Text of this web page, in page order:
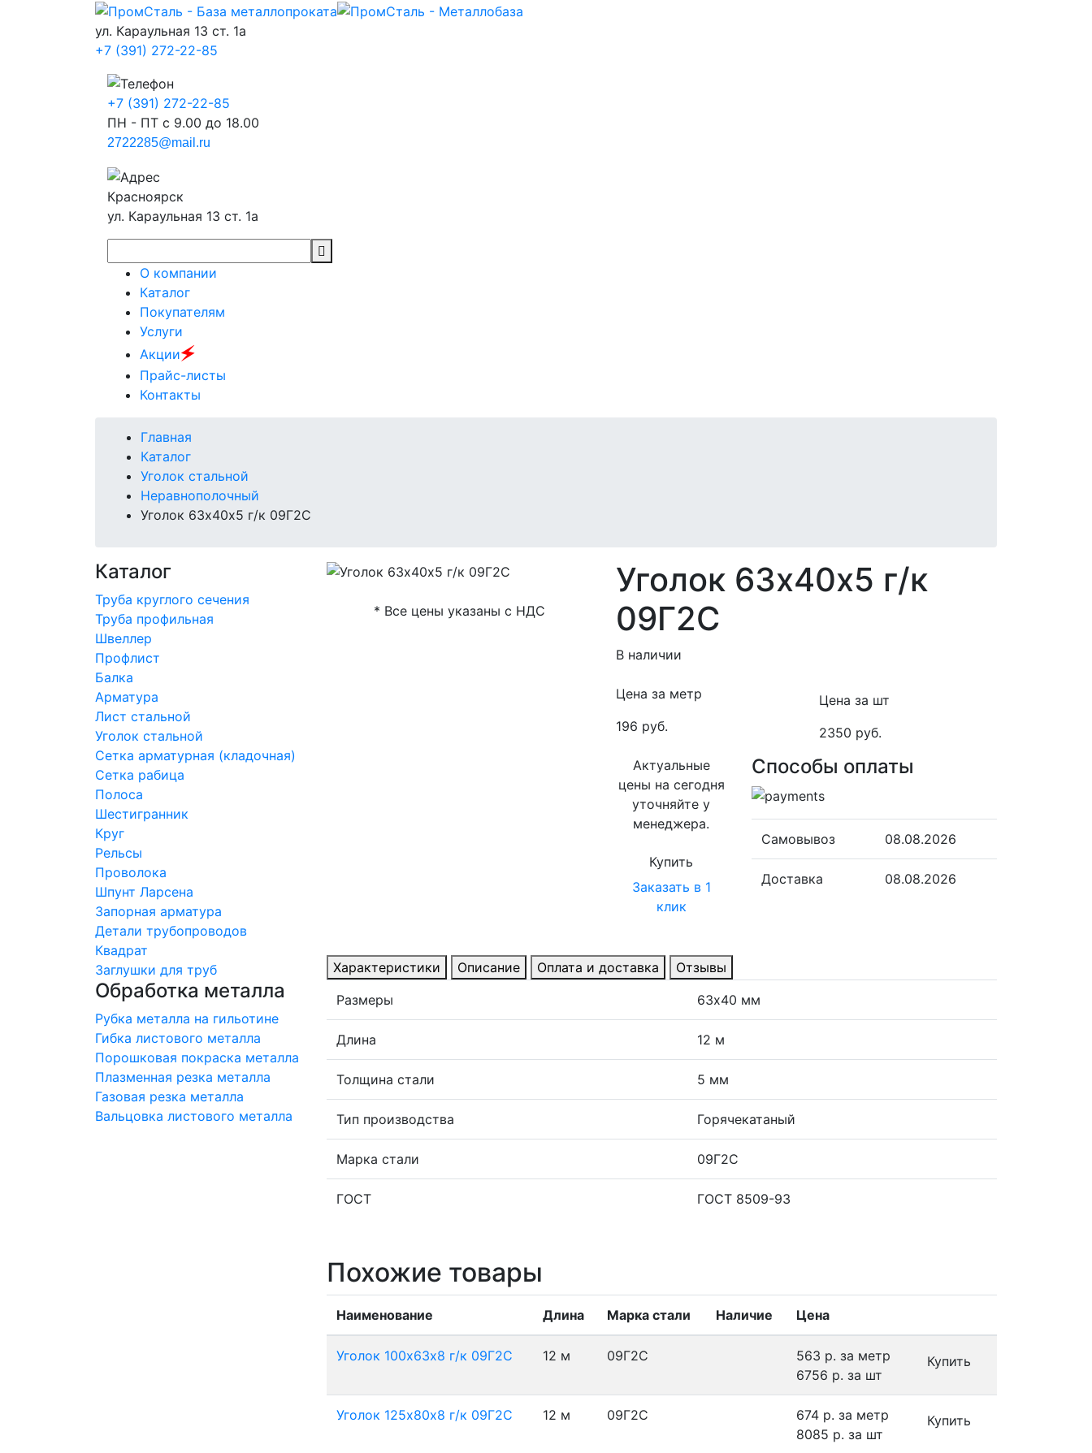
ул. Караульная 13 ст. 1а
+7 (391) 272-22-85
+7 (391) 272-22-85
ПН - ПТ с 9.00 до 18.00
2722285@mail.ru
Красноярск
ул. Караульная 13 ст. 1а
О компании
Каталог
Покупателям
Услуги
Акции🗲
Прайс-листы
Контакты
Главная
Каталог
Уголок стальной
Неравнополочный
Уголок 63х40х5 г/к 09Г2С
* Все цены указаны с НДС
Уголок 63х40х5 г/к
09Г2С
В наличии
Цена за метр
196 руб.
Цена за шт
2350 руб.
Актуальные
цены на сегодня
уточняйте у
менеджера.
Купить
Заказать в 1
клик
Способы оплаты
Самовывоз 08.08.2026
Доставка 08.08.2026
Характеристики Описание Оплата и доставка
Отзывы
Размеры
63х40 мм
Длина 12 м
Толщина стали 5 мм
Тип производства Горячекатаный
Марка стали 09Г2С
ГОСТ ГОСТ 8509-93
Похожие товары
Наименование Длина Марка стали Наличие Цена
Уголок 100х63х8 г/к 09Г2С 12 м 09Г2С 563 р. за метр
6756 р. за шт
Купить
Уголок 125х80х8 г/к 09Г2С 12 м 09Г2С 674 р. за метр
8085 р. за шт
Купить
Каталог
Труба круглого сечения
Труба профильная
Швеллер
Профлист
Балка
Арматура
Лист стальной
Уголок стальной
Сетка арматурная (кладочная)
Сетка рабица
Полоса
Шестигранник
Круг
Рельсы
Проволока
Шпунт Ларсена
Запорная арматура
Детали трубопроводов
Квадрат
Заглушки для труб
Обработка металла
Рубка металла на гильотине
Гибка листового металла
Порошковая покраска металла
Плазменная резка металла
Газовая резка металла
Вальцовка листового металла